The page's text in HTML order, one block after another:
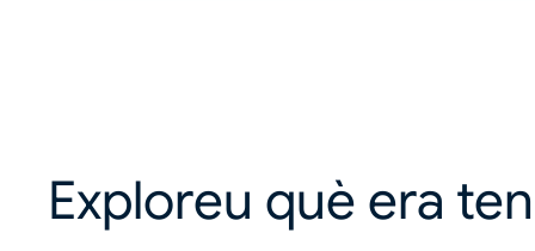
Exploreu què era